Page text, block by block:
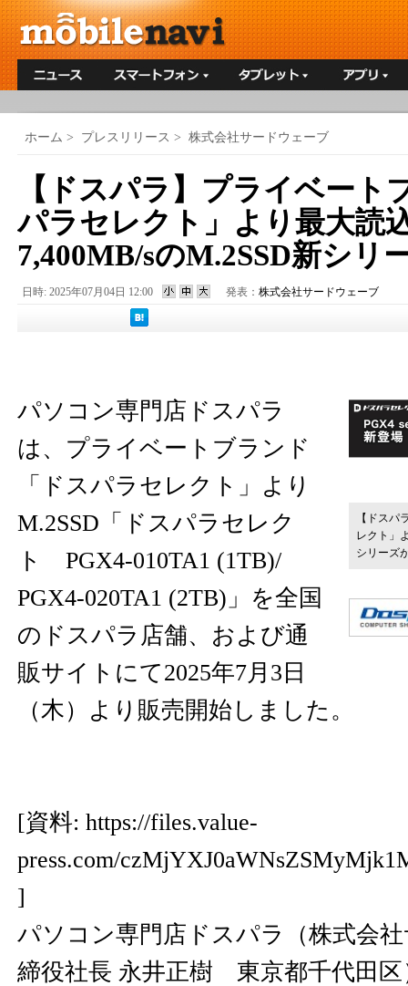
ホーム > プレスリリース > 株式会社サードウェーブ
【ドスパラ】プライベート
パラセレクト」より最大読
7,400MB/sのM.2SSD新シリ
日時: 2025年07月04日 12:00 発表： 株式会社サードウェーブ
【ドスパ
レクト」
シリーズ
パソコン専門店ドスパラ
は、プライベートブランド
「ドスパラセレクト」より
M.2SSD「ドスパラセレク
ト PGX4-010TA1 (1TB)/
PGX4-020TA1 (2TB)」を全国
のドスパラ店舗、および通
販サイトにて2025年7月3日
（木）より販売開始しました。
[資料: https://files.value-
press.com/
]
パソコン専門店ドスパラ（株式会
締役社長 永井正樹 東京都千代田